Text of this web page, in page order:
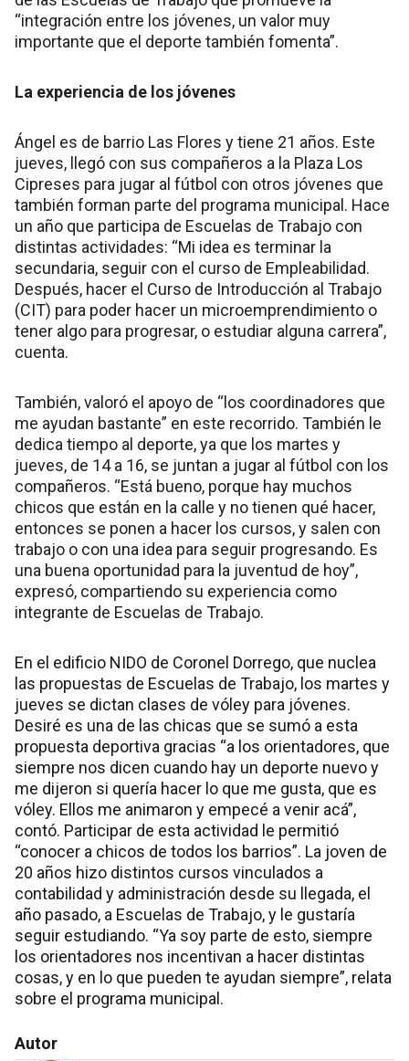
“integración entre los jóvenes, un valor muy
importante que el deporte también fomenta”.
La experiencia de los jóvenes
Ángel es de barrio Las Flores y tiene 21 años. Este
jueves, llegó con sus compañeros a la Plaza Los
Cipreses para jugar al fútbol con otros jóvenes que
también forman parte del programa municipal. Hace
un año que participa de Escuelas de Trabajo con
distintas actividades: “Mi idea es terminar la
secundaria, seguir con el curso de Empleabilidad.
Después, hacer el Curso de Introducción al Trabajo
(CIT) para poder hacer un microemprendimiento o
tener algo para progresar, o estudiar alguna carrera”,
cuenta.
También, valoró el apoyo de “los coordinadores que
me ayudan bastante” en este recorrido. También le
dedica tiempo al deporte, ya que los martes y
jueves, de 14 a 16, se juntan a jugar al fútbol con los
compañeros. “Está bueno, porque hay muchos
chicos que están en la calle y no tienen qué hacer,
entonces se ponen a hacer los cursos, y salen con
trabajo o con una idea para seguir progresando. Es
una buena oportunidad para la juventud de hoy”,
expresó, compartiendo su experiencia como
integrante de Escuelas de Trabajo.
En el edificio NIDO de Coronel Dorrego, que nuclea
las propuestas de Escuelas de Trabajo, los martes y
jueves se dictan clases de vóley para jóvenes.
Desiré es una de las chicas que se sumó a esta
propuesta deportiva gracias “a los orientadores, que
siempre nos dicen cuando hay un deporte nuevo y
me dijeron si quería hacer lo que me gusta, que es
vóley. Ellos me animaron y empecé a venir acá”,
contó. Participar de esta actividad le permitió
“conocer a chicos de todos los barrios”. La joven de
20 años hizo distintos cursos vinculados a
contabilidad y administración desde su llegada, el
año pasado, a Escuelas de Trabajo, y le gustaría
seguir estudiando. “Ya soy parte de esto, siempre
los orientadores nos incentivan a hacer distintas
cosas, y en lo que pueden te ayudan siempre”, relata
sobre el programa municipal.
Autor